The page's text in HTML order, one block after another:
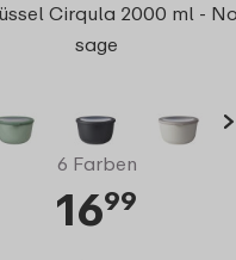
Cirqula 2000 ml -
sage
6 Farben
1699